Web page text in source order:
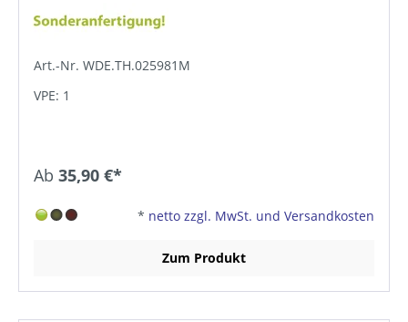
Art.-Nr. WDE.TH.025981M
VPE: 1
Ab 35,90 €*
* netto zzgl. MwSt. und Versandkosten
Zum Produkt